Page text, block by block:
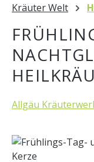
Kräuter Welt
Allgäu
Bildergalerie